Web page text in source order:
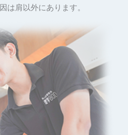
は肩以外にあります。